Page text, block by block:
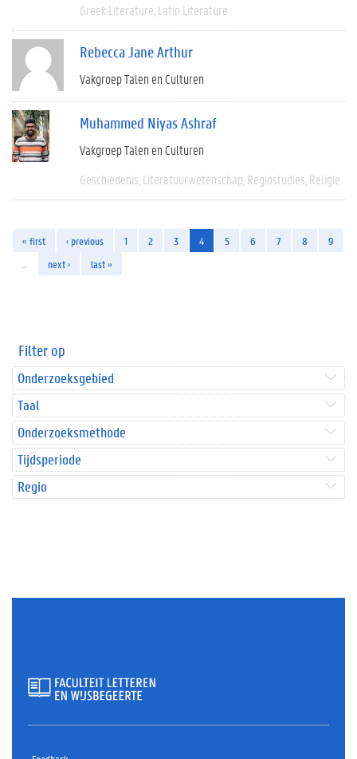
Greek Literature Latin Literature
Rebecca Jane Arthur
Vakgroep Talen en Culturen
Muhammed Niyas Ashraf
Vakgroep Talen en Culturen
Geschiedenis Literatuurwetenschap Regiostudies Religie
« first ‹ previous 1 2 3 4 5 6 7 8
9
next › last »
Filter op
Onderzoeksgebied
Taal
Onderzoeksmethode
Tijdsperiode
Regio